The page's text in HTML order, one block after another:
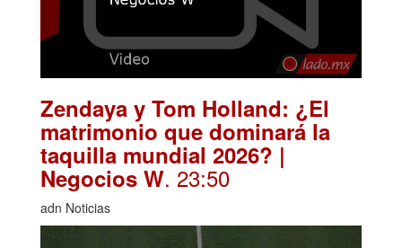
Zendaya y Tom Holland: ¿El
matrimonio que dominará la
taquilla mundial 2026? |
Negocios W. 23:50
adn Noticias